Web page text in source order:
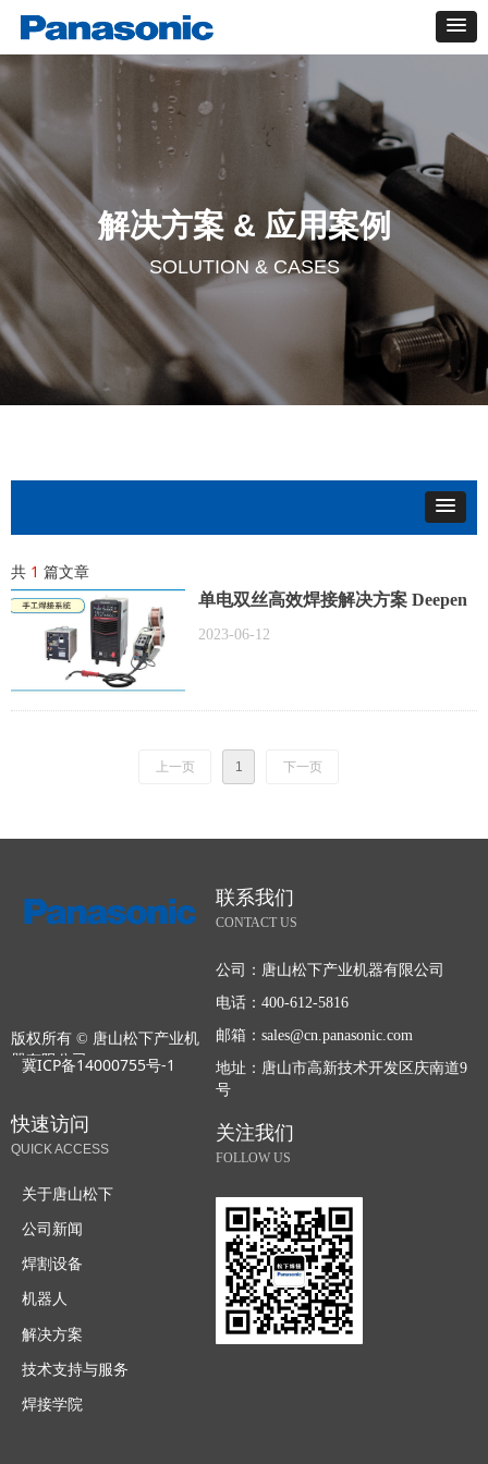
解决方案 & 应用案例
SOLUTION & CASES
共 1 篇文章
单电双丝高效焊接解决方案 Deepen
Twin（手工焊接系统）
2023-06-12
上一页 1 下一页
关注我们
FOLLOW US
版权所有 © 唐山松下产业机
器有限公司
冀ICP备14000755号-1
联系我们
CONTACT US
公司： 唐山松下产业机器有限公司
电话：400-612-5816
邮箱：sales@cn.panasonic.com
地址： 唐山市高新技术开发区庆南道9
号
快速访问
QUICK ACCESS
关于唐山松下
公司新闻
焊割设备
机器人
解决方案
技术支持与服务
焊接学院